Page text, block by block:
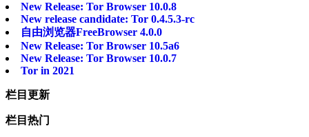
New Release: Tor Browser 10.0.8
New release candidate: Tor 0.4.5.3-rc
自由浏览器FreeBrowser 4.0.0
New Release: Tor Browser 10.5a6
New Release: Tor Browser 10.0.7
Tor in 2021
栏目更新
栏目热门